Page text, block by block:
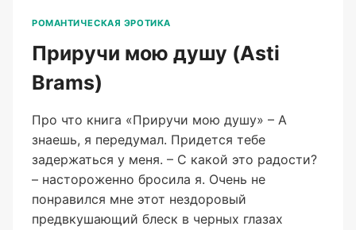
РОМАНТИЧЕСКАЯ ЭРОТИКА
Приручи мою душу (Asti
Brams)
Про что книга «Приручи мою душу» – А
знаешь, я передумал. Придется тебе
задержаться у меня. – С какой это радости?
– настороженно бросила я. Очень не
понравился мне этот нездоровый
предвкушающий блеск в черных глазах